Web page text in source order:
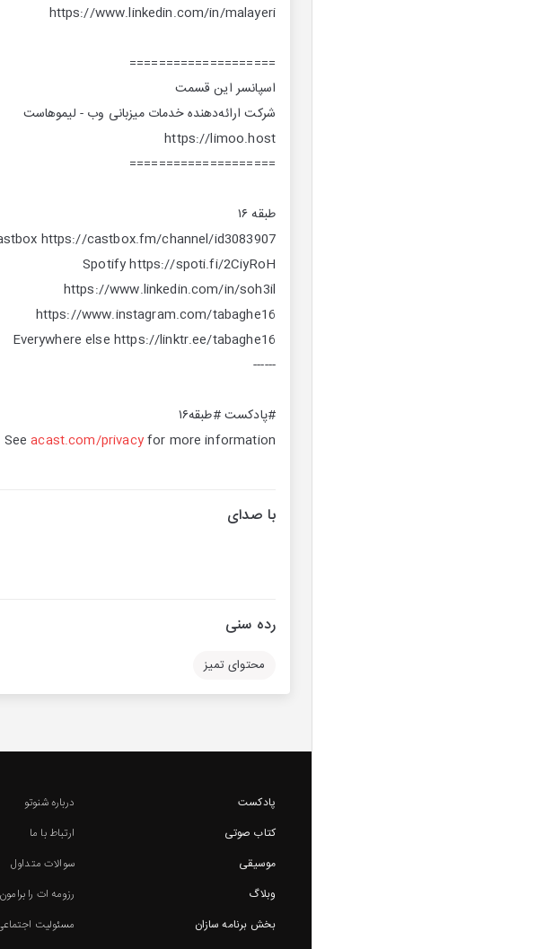
https://www.linkedin.com/in/malayeri
====================
اسپانسر این قسمت
شرکت ارائه‌دهنده خدمات میزبانی وب - لیموهاست
https://limoo.host
====================
طبقه ۱۶
https://castbox.fm/channel/id3083907
Spotify https://spoti.fi/2CiyRoH
https://www.linkedin.com/in/soh3il
https://www.instagram.com/tabaghe16
Everywhere else https://linktr.ee/tabaghe16
------
#پادکست #طبقه۱۶
Seeacast.com/privacyfor more information.
با صدای
رده سنی
محتوای تمیز
پادکست
کتاب صوتی
موسیقی
وبلاگ
بخش برنامه سازان
درباره شنوتو
ارتباط با ما
سوالات متداول
رزومه ات را
مسئولیت